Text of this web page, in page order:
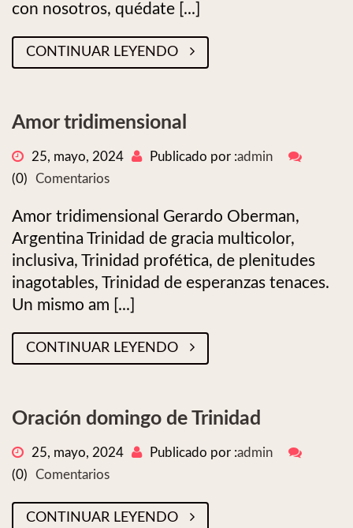
con nosotros, quédate [...]
CONTINUAR LEYENDO
Amor tridimensional
25, mayo, 2024 Publicado por :admin
(0)
Comentarios
Amor tridimensional Gerardo Oberman,
Argentina Trinidad de gracia multicolor,
inclusiva, Trinidad profética, de plenitudes
inagotables, Trinidad de esperanzas tenaces.
Un mismo am [...]
CONTINUAR LEYENDO
Oración domingo de Trinidad
25, mayo, 2024 Publicado por :admin
(0)
Comentarios
CONTINUAR LEYENDO